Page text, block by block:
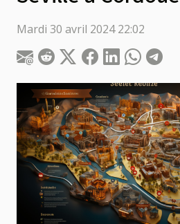
Mardi 30 avril 2024 22:02